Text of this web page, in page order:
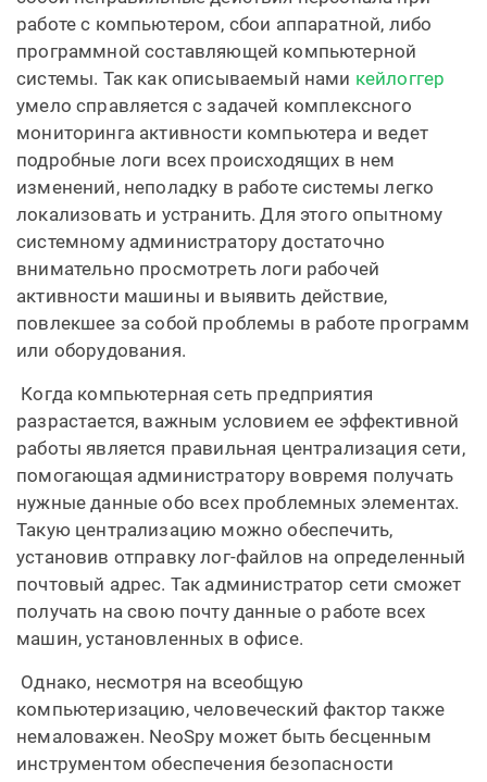
работе с компьютером, сбои аппаратной, либо
программной составляющей компьютерной
системы. Так как описываемый нами кейлоггер
умело справляется с задачей комплексного
мониторинга активности компьютера и ведет
подробные логи всех происходящих в нем
изменений, неполадку в работе системы легко
локализовать и устранить. Для этого опытному
системному администратору достаточно
внимательно просмотреть логи рабочей
активности машины и выявить действие,
повлекшее за собой проблемы в работе программ
или оборудования.
Когда компьютерная сеть предприятия
разрастается, важным условием ее эффективной
работы является правильная централизация сети,
помогающая администратору вовремя получать
нужные данные обо всех проблемных элементах.
Такую централизацию можно обеспечить,
установив отправку лог-файлов на определенный
почтовый адрес. Так администратор сети сможет
получать на свою почту данные о работе всех
машин, установленных в офисе.
Однако, несмотря на всеобщую
компьютеризацию, человеческий фактор также
немаловажен. NeoSpy может быть бесценным
инструментом обеспечения безопасности